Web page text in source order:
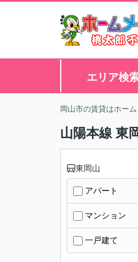
エリア検
岡山市の賃貸はホー
山陽本線 東
東岡山
アパート
マンション
一戸建て